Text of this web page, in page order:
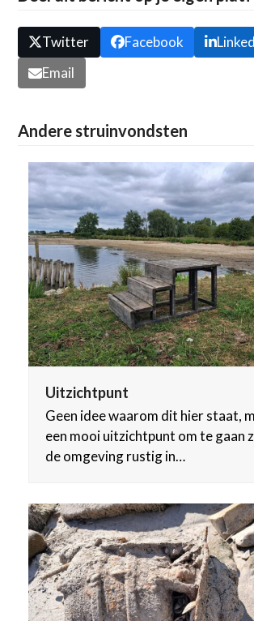
Twitter Facebook
Email
Andere struinvondsten
Uitzichtpunt
Geen idee waarom dit hier staat,
een mooi uitzichtpunt om te gaan
de omgeving rustig in…